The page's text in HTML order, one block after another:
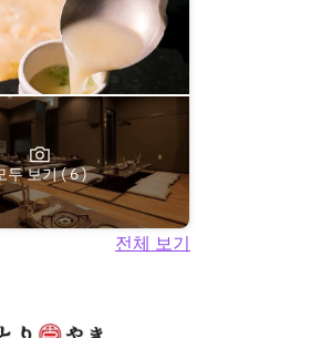
두 보기 ( 6 )
전체 보기